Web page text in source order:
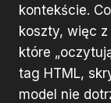
kontekście.
koszty, więc
które
tag HTML,
model nie